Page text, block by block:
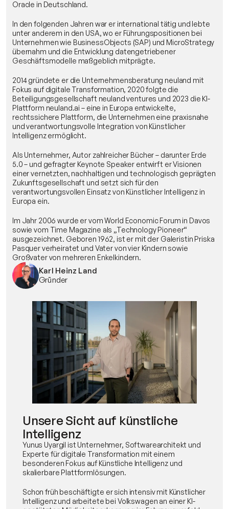
Oracle in Deutschland.
In den folgenden Jahren war er international tätig und lebte
unter anderem in den USA, wo er Führungspositionen bei
Unternehmen wie BusinessObjects (SAP) und MicroStrategy
übernahm und die Entwicklung datengetriebener
Geschäftsmodelle maßgeblich mitprägte.
2014 gründete er die Unternehmensberatung neuland mit
Fokus auf digitale Transformation, 2020 folgte die
Beteiligungsgesellschaft neuland ventures und 2023 die KI-
Plattform neuland.ai – eine in Europa entwickelte,
rechtssichere Plattform, die Unternehmen eine praxisnahe
und verantwortungsvolle Integration von Künstlicher
Intelligenz ermöglicht.
Als Unternehmer, Autor zahlreicher Bücher – darunter Erde
5.0 – und gefragter Keynote Speaker entwirft er Visionen
einer vernetzten, nachhaltigen und technologisch geprägten
Zukunftsgesellschaft und setzt sich für den
verantwortungsvollen Einsatz von Künstlicher Intelligenz in
Europa ein.
Im Jahr 2006 wurde er vom World Economic Forum in Davos
sowie vom Time Magazine als „Technology Pioneer“
ausgezeichnet. Geboren 1962, ist er mit der Galeristin Priska
Pasquer verheiratet und Vater von vier Kindern sowie
Großvater von mehreren Enkelkindern.
Karl Heinz Land
Gründer
Unsere Sicht auf künstliche
Intelligenz
Yunus Uyargil ist Unternehmer, Softwarearchitekt und
Experte für digitale Transformation mit einem
besonderen Fokus auf Künstliche Intelligenz und
skalierbare Plattformlösungen.
Schon früh beschäftigte er sich intensiv mit Künstlicher
Intelligenz und arbeitete bei Volkswagen an einer KI-